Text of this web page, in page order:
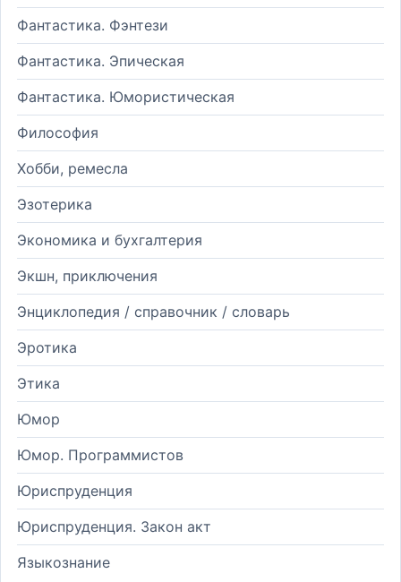
Фантастика. Фэнтези
Фантастика. Эпическая
Фантастика. Юмористическая
Философия
Хобби, ремесла
Эзотерика
Экономика и бухгалтерия
Экшн, приключения
Энциклопедия / справочник / словарь
Эротика
Этика
Юмор
Юмор. Программистов
Юриспруденция
Юриспруденция. Закон акт
Языкознание